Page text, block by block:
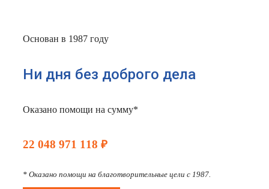
Основан в 1987 году
Ни дня без доброго дела
Оказано помощи на сумму*
22 048 971 118 ₽
* Оказано помощи на благотворительные цели с 1987.